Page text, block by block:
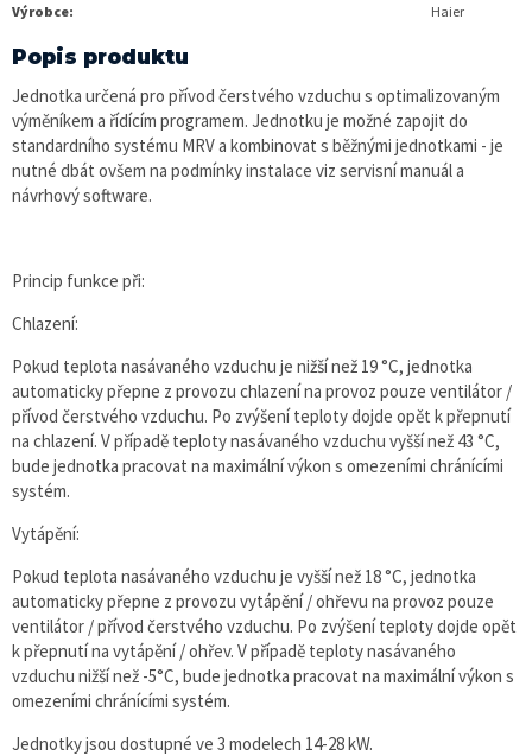
Výrobce: Haier
Popis produktu
Jednotka určená pro přívod čerstvého vzduchu s optimalizovaným
výměníkem a řídícím programem. Jednotku je možné zapojit do
standardního systému MRV a kombinovat s běžnými jednotkami - je
nutné dbát ovšem na podmínky instalace viz servisní manuál a
návrhový software.
Princip funkce při:
Chlazení:
Pokud teplota nasávaného vzduchu je nižší než 19 °C, jednotka
automaticky přepne z provozu chlazení na provoz pouze ventilátor /
přívod čerstvého vzduchu. Po zvýšení teploty dojde opět k přepnutí
na chlazení. V případě teploty nasávaného vzduchu vyšší než 43 °C,
bude jednotka pracovat na maximální výkon s omezeními chránícími
systém.
Vytápění:
Pokud teplota nasávaného vzduchu je vyšší než 18 °C, jednotka
automaticky přepne z provozu vytápění / ohřevu na provoz pouze
ventilátor / přívod čerstvého vzduchu. Po zvýšení teploty dojde opět
k přepnutí na vytápění / ohřev. V případě teploty nasávaného
vzduchu nižší než -5°C, bude jednotka pracovat na maximální výkon s
omezeními chránícími systém.
Jednotky jsou dostupné ve 3 modelech 14-28 kW.